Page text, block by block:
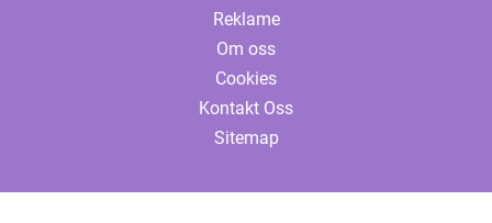
Reklame
Om oss
Cookies
Kontakt Oss
Sitemap